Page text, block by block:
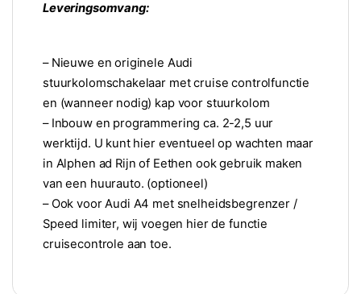
Leveringsomvang:
– Nieuwe en originele Audi
stuurkolomschakelaar met cruise controlfunctie
en (wanneer nodig) kap voor stuurkolom
– Inbouw en programmering ca. 2-2,5 uur
werktijd. U kunt hier eventueel op wachten maar
in Alphen ad Rijn of Eethen ook gebruik maken
van een huurauto. (optioneel)
– Ook voor Audi A4 met snelheidsbegrenzer /
Speed limiter, wij voegen hier de functie
cruisecontrole aan toe.